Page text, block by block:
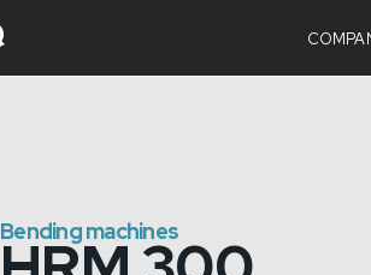
TECHNICAL
Bending machines